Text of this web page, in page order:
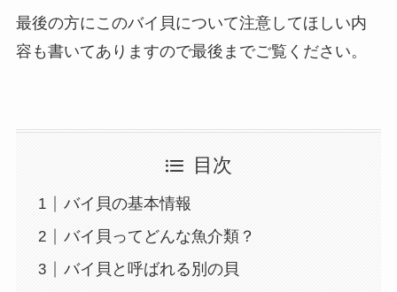
最後の方にこのバイ貝について注意してほしい内
容も書いてありますので最後までご覧ください。
目次
バイ貝の基本情報
バイ貝ってどんな魚介類？
バイ貝と呼ばれる別の貝